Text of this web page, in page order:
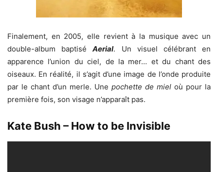
Finalement, en 2005, elle revient à la musique avec un
double-album baptiséAerial. Un visuel célébrant en
apparence l’union du ciel, de la mer… et du chant des
oiseaux. En réalité, il s’agit d’une image de l’onde produite
par le chant d’un merle. Une pochette de miel où pour la
première fois, son visage n’apparaît pas.
Kate Bush – How to be Invisible